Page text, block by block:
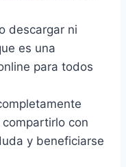
descargar ni
es una
para todos
con
y beneficiarse